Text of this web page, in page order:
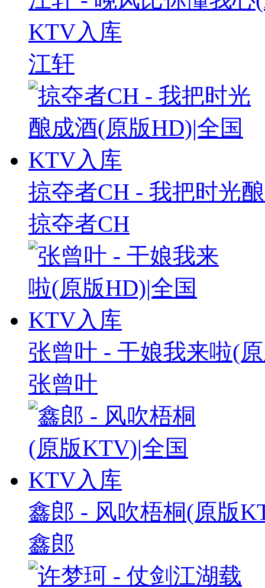
KTV入库
江轩
掠夺者CH - 我把时光
掠夺者CH
张曾叶 - 干娘我来啦(
张曾叶
鑫郎 - 风吹梧桐(原版
鑫郎